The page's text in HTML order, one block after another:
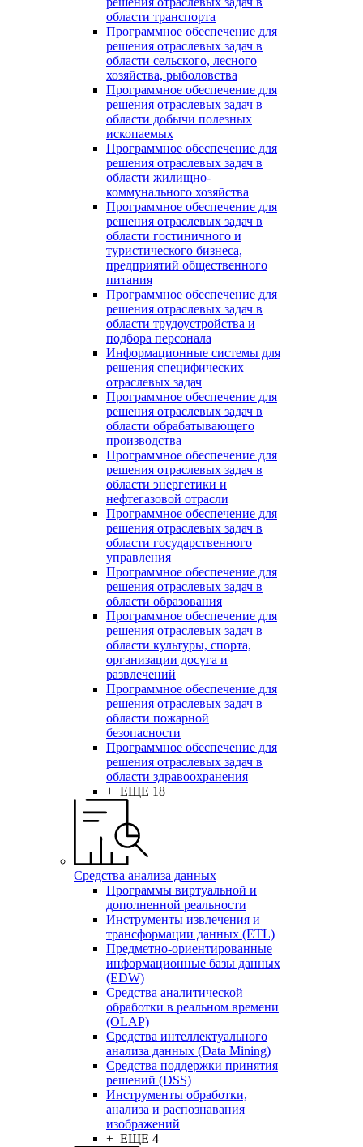
области транспорта
Программное обеспечение для
решения отраслевых задач в
области сельского, лесного
хозяйства, рыболовства
Программное обеспечение для
решения отраслевых задач в
области добычи полезных
ископаемых
Программное обеспечение для
решения отраслевых задач в
области жилищно-
коммунального хозяйства
Программное обеспечение для
решения отраслевых задач в
области гостиничного и
туристического бизнеса,
предприятий общественного
питания
Программное обеспечение для
решения отраслевых задач в
области трудоустройства и
подбора персонала
Информационные системы для
решения специфических
отраслевых задач
Программное обеспечение для
решения отраслевых задач в
области обрабатывающего
производства
Программное обеспечение для
решения отраслевых задач в
области энергетики и
нефтегазовой отрасли
Программное обеспечение для
решения отраслевых задач в
области государственного
управления
Программное обеспечение для
решения отраслевых задач в
области образования
Программное обеспечение для
решения отраслевых задач в
области культуры, спорта,
организации досуга и
развлечений
Программное обеспечение для
решения отраслевых задач в
области пожарной
безопасности
Программное обеспечение для
решения отраслевых задач в
области здравоохранения
+ ЕЩЕ 18
Средства анализа данных
Программы виртуальной и
дополненной реальности
Инструменты извлечения и
трансформации данных (ETL)
Предметно-ориентированные
информационные базы данных
(EDW)
Средства аналитической
обработки в реальном времени
(OLAP)
Средства интеллектуального
анализа данных (Data Mining)
Средства поддержки принятия
решений (DSS)
Инструменты обработки,
анализа и распознавания
изображений
+ ЕЩЕ 4